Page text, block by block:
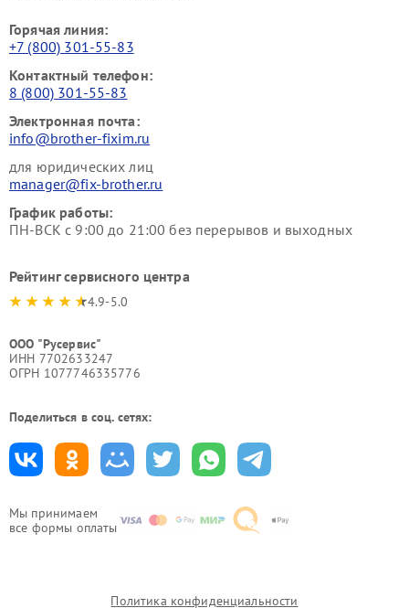
Мы принимаем
все формы оплаты
Горячая линия:
+7 (800) 301-55-83
Контактный телефон:
8 (800) 301-55-83
Электронная почта:
info@brother-fixim.ru
для юридических лиц
manager@fix-brother.ru
График работы:
ПН-ВСК с 9:00 до 21:00 без перерывов и выходных
Рейтинг сервисного центра
4.9-5.0
ООО "Русервис"
ИНН 7702633247
ОГРН 1077746335776
Поделиться в соц. сетях:
Политика конфиденциальности